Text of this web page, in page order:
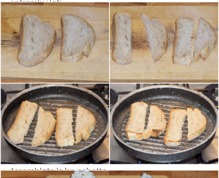
entrambi i lati.
Assemblate le bruschette.